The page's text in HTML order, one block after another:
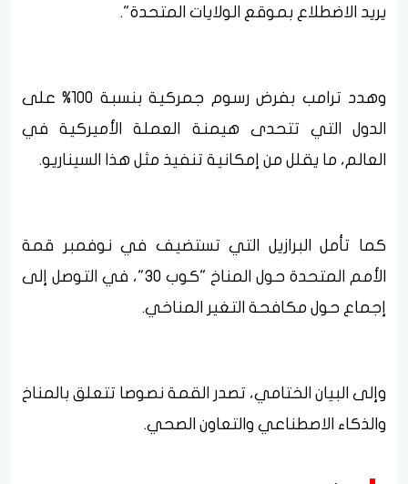
يريد الاضطلاع بموقع الولايات المتحدة".
وهدد ترامب بفرض رسوم جمركية بنسبة 100% على
الدول التي تتحدى هيمنة العملة الأميركية في
العالم، ما يقلل من إمكانية تنفيذ مثل هذا السيناريو.
كما تأمل البرازيل التي تستضيف في نوفمبر قمة
الأمم المتحدة حول المناخ "كوب 30"، في التوصل إلى
إجماع حول مكافحة التغير المناخي.
وإلى البيان الختامي، تصدر القمة نصوصا تتعلق بالمناخ
والذكاء الاصطناعي والتعاون الصحي.